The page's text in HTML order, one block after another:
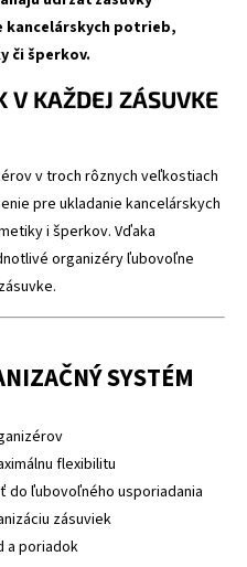
kancelárskych potrieb,
či šperkov.
V KAŽDEJ ZÁSUVKE
v troch rôznych veľkostiach
pre ukladanie kancelárskych
i šperkov. Vďaka
organizéry ľubovoľne
SYSTÉM
flexibilitu
do ľubovoľného usporiadania
zásuviek
a poriadok